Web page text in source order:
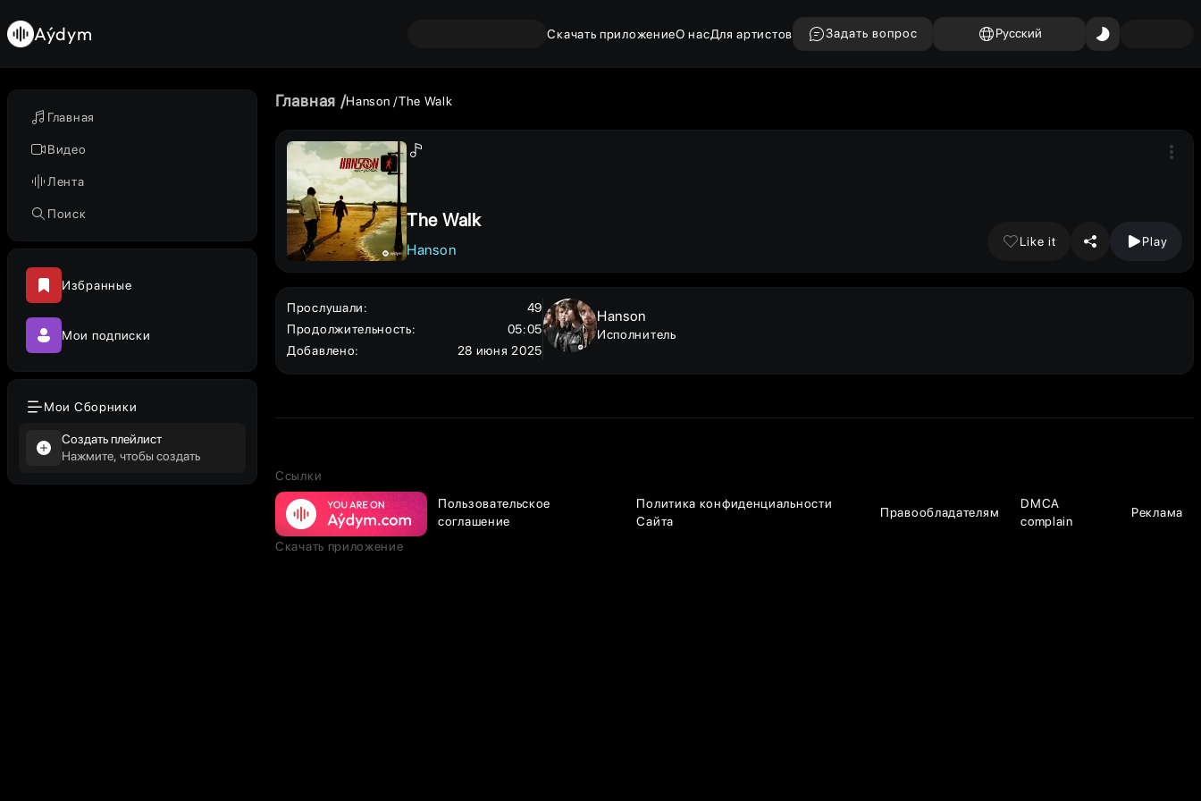
Главная
Видео
Лента
Поиск
Избранные
Мои подписки
Мои Сборники
Создать плейлист
Нажмите, чтобы создать
Aýdym Скачать приложениеО насДля артистов Задать вопрос Русский
Главная Hanson The Walk
The Walk
Hanson
Like it Play
Прослушали:
49
Продолжительность:
05:05
Добавлено: 28 июня 2025
Hanson
Исполнитель
Ссылки
Пользовательское
соглашение
Политика конфиденциальности
Сайта
Правообладателям
DMCA
complain
Реклама
Скачать приложение